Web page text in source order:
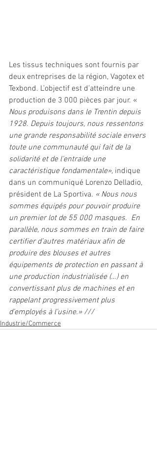
Les tissus techniques sont fournis par
deux entreprises de la région, Vagotex et
Texbond. L’objectif est d’atteindre une
production de 3 000 pièces par jour. «
Nous produisons dans le Trentin depuis
1928. Depuis toujours, nous ressentons
une grande responsabilité sociale envers
toute une communauté qui fait de la
solidarité et de l’entraide une
caractéristique fondamentale», indique
dans un communiqué Lorenzo Delladio,
président de La Sportiva. « Nous nous
sommes équipés pour pouvoir produire
un premier lot de 55 000 masques.  En
parallèle, nous sommes en train de faire
certifier d’autres matériaux afin de
produire des blouses et autres
équipements de protection en passant à
une production industrialisée (…) en
convertissant plus de machines et en
rappelant progressivement plus
d’employés à l’usine.» ///
Industrie/Commerce